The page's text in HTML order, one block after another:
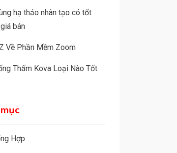
hạ thảo nhân tạo có tốt
bán
Về Phần Mềm Zoom
Thấm Kova Loại Nào Tốt
Hợp